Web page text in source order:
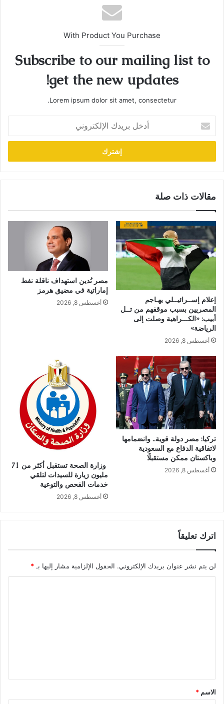
With Product You Purchase
Subscribe to our mailing list to
get the new updates!
Lorem ipsum dolor sit amet, consectetur.
بريدك
الإلكتروني
مقالات ذات صلة
إعلام إســرائيــلي يهـاجم
المصريين بسبب موقفهم من تــل
أبيب: «الكـــراهية وصلت إلى
الرياضة»
أغسطس 8, 2026
مصر تُدين استهداف ناقلة نفط
إماراتية في مضيق هرمز
أغسطس 8, 2026
تركيا: مصر دولة قوية.. وانضمامها
لاتفاقية الدفاع مع السعودية
وباكستان ممكن مستقبلًا
أغسطس 8, 2026
وزارة الصحة تستقبل أكثر من 71
مليون زيارة للسيدات لتلقي
خدمات الفحص والتوعية
أغسطس 8, 2026
اترك تعليقاً
لن يتم نشر عنوان بريدك الإلكتروني. الحقول الإلزامية مشار إليها بـ*
*
الاسم *